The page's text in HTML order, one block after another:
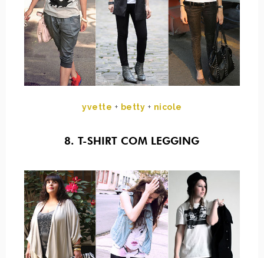
yvette + betty + nicole
8. T-SHIRT COM LEGGING